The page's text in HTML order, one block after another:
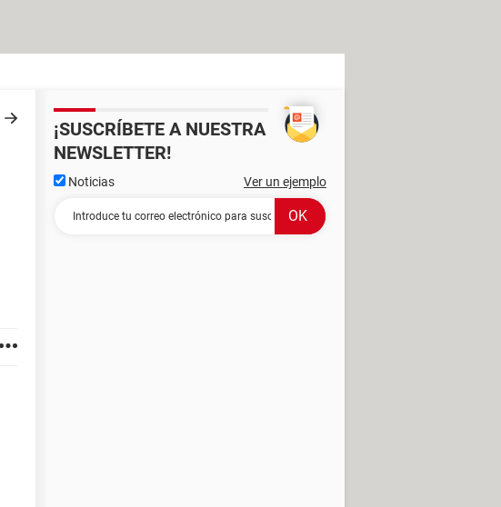
¡SUSCRÍBETE A NUESTRA
NEWSLETTER!
Noticias Ver un ejemplo